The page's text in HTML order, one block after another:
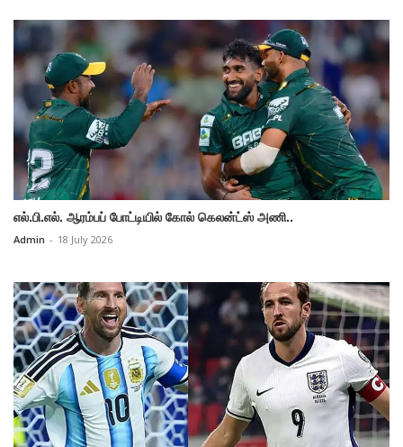
எல்.பி.எல். ஆரம்பப் போட்டியில் கோல் கெலன்ட்ஸ் அணி..
Admin - 18 July 2026